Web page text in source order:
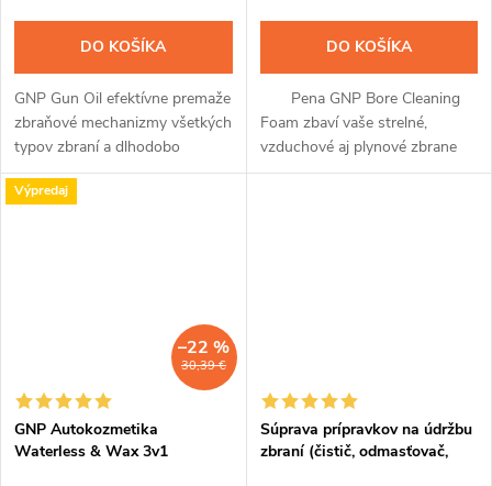
DO KOŠÍKA
GNP Gun Oil efektívne premaže
zbraňové mechanizmy všetkých
typov zbraní a dlhodobo
zabráni ich korózii. Jednoduchá
aplikácia sprejom, ktorý vďaka
DO KOŠÍKA
Pena GNP Bore Cleaning
Foam zbaví vaše strelné,
vzduchové aj plynové zbrane
všetkých povýstrelových
Výpredaj
30,39 €
–22 %
GNP Autokozmetika
Waterless & Wax 3v1
Súprava prípravkov na údržbu
zbraní (čistič, odmasťovač,